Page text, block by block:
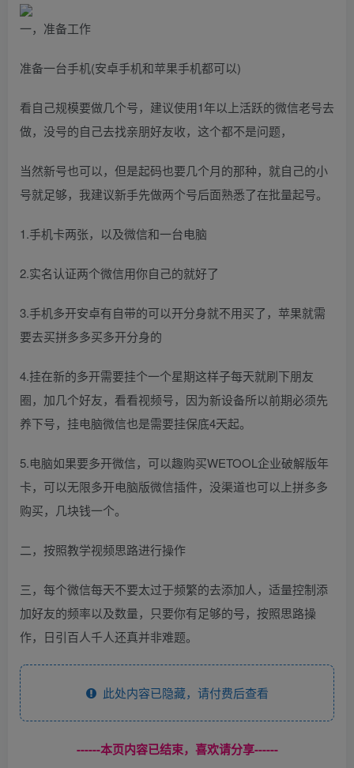
一，准备工作
准备一台手机(安卓手机和苹果手机都可以)
看自己规模要做几个号，建议使用1年以上活跃的微信老号去
做，没号的自己去找亲朋好友收，这个都不是问题，
当然新号也可以，但是起码也要几个月的那种，就自己的小
号就足够，我建议新手先做两个号后面熟悉了在批量起号。
1.手机卡两张，以及微信和一台电脑
2.实名认证两个微信用你自己的就好了
3.手机多开安卓有自带的可以开分身就不用买了，苹果就需
要去买拼多多买多开分身的
4.挂在新的多开需要挂个一个星期这样子每天就刷下朋友
圈，加几个好友，看看视频号，因为新设备所以前期必须先
养下号，挂电脑微信也是需要挂保底4天起。
5.电脑如果要多开微信，可以趣购买WETOOL企业破解版年
卡，可以无限多开电脑版微信插件，没渠道也可以上拼多多
购买，几块钱一个。
二，按照教学视频思路进行操作
三，每个微信每天不要太过于频繁的去添加人，适量控制添
加好友的频率以及数量，只要你有足够的号，按照思路操
作，日引百人千人还真并非难题。
此处内容已隐藏，请付费后查看
------本页内容已结束，喜欢请分享------